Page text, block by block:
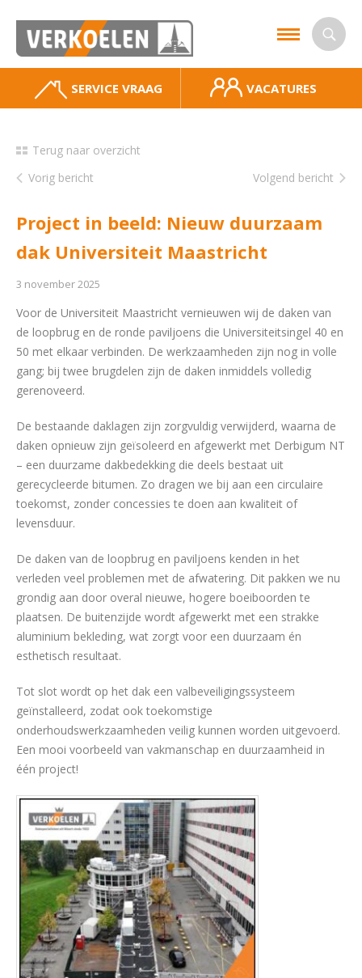
SERVICE VRAAG VACATURES
Terug naar overzicht
Vorig bericht
Volgend bericht
Project in beeld: Nieuw duurzaam
dak Universiteit Maastricht
3 november 2025
Voor de Universiteit Maastricht vernieuwen wij de daken van
de loopbrug en de ronde paviljoens die Universiteitsingel 40 en
50 met elkaar verbinden. De werkzaamheden zijn nog in volle
gang; bij twee brugdelen zijn de daken inmiddels volledig
gerenoveerd.
De bestaande daklagen zijn zorgvuldig verwijderd, waarna de
daken opnieuw zijn geïsoleerd en afgewerkt met Derbigum NT
– een duurzame dakbedekking die deels bestaat uit
gerecycleerde bitumen. Zo dragen we bij aan een circulaire
toekomst, zonder concessies te doen aan kwaliteit of
levensduur.
De daken van de loopbrug en paviljoens kenden in het
verleden veel problemen met de afwatering. Dit pakken we nu
grondig aan door overal nieuwe, hogere boeiboorden te
plaatsen. De buitenzijde wordt afgewerkt met een strakke
aluminium bekleding, wat zorgt voor een duurzaam én
esthetisch resultaat.
Tot slot wordt op het dak een valbeveiligingssysteem
geïnstalleerd, zodat ook toekomstige
onderhoudswerkzaamheden veilig kunnen worden uitgevoerd.
Een mooi voorbeeld van vakmanschap en duurzaamheid in
één project!